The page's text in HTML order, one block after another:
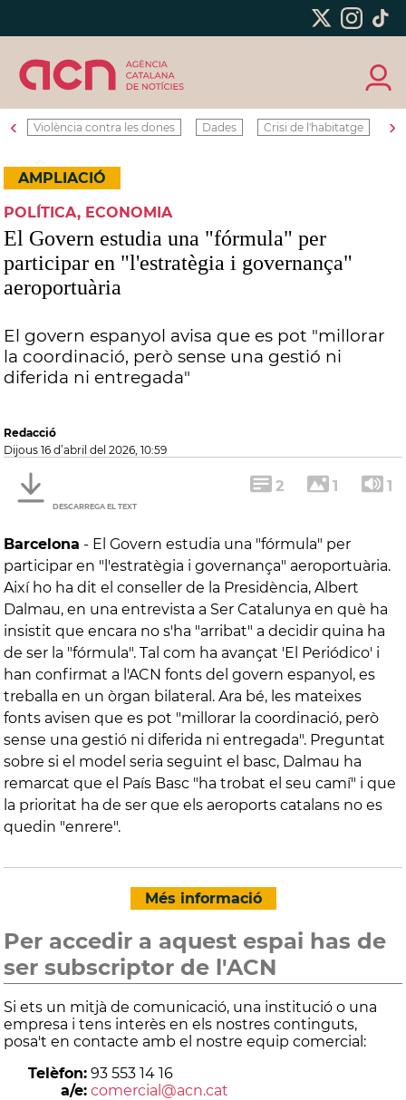
‹ Violència contra les dones Dades Crisi de l'habitatge ›
AMPLIACIÓ
POLÍTICA, ECONOMIA
El Govern estudia una "fórmula" per
participar en "l'estratègia i governança"
aeroportuària
El govern espanyol avisa que es pot "millorar
la coordinació, però sense una gestió ni
diferida ni entregada"
Redacció
dijous 16 d’abril del 2026, 10:59
DESCARREGA EL TEXT
2 1 1
Barcelona - El Govern estudia una "fórmula" per
participar en "l'estratègia i governança" aeroportuària.
Així ho ha dit el conseller de la Presidència, Albert
Dalmau, en una entrevista a Ser Catalunya en què ha
insistit que encara no s'ha "arribat" a decidir quina ha
de ser la "fórmula". Tal com ha avançat 'El Periódico' i
han confirmat a l'ACN fonts del govern espanyol, es
treballa en un òrgan bilateral. Ara bé, les mateixes
fonts avisen que es pot "millorar la coordinació, però
sense una gestió ni diferida ni entregada". Preguntat
sobre si el model seria seguint el basc, Dalmau ha
remarcat que el País Basc "ha trobat el seu camí" i que
la prioritat ha de ser que els aeroports catalans no es
quedin "enrere".
Més informació
Per accedir a aquest espai has de
ser subscriptor de l'ACN
Si ets un mitjà de comunicació, una institució o una
empresa i tens interès en els nostres continguts,
posa't en contacte amb el nostre equip comercial:
Telèfon: 93 553 14 16
a/e: comercial@acn.cat